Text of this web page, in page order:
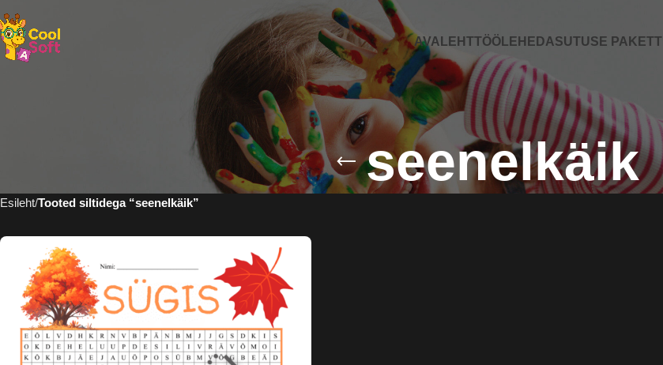
AVALEHTTÖÖLEHEDASUTUSE PAKETT
seenelkäik
Esileht Tooted siltidega “seenelkäik”